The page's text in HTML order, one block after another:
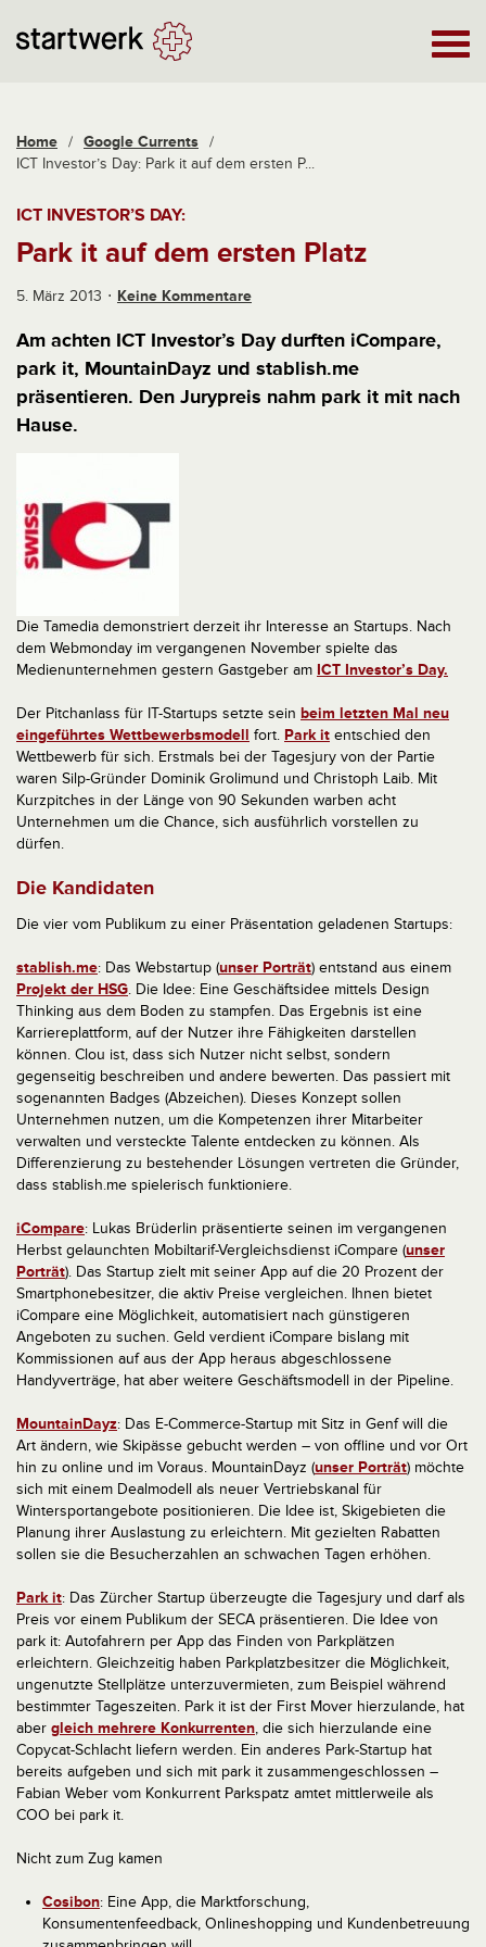
Home / Google Currents /
ICT Investor’s Day: Park it auf dem ersten P...
ICT INVESTOR’S DAY:
Park it auf dem ersten Platz
5. März 2013 Keine Kommentare
Am achten ICT Investor’s Day durften iCompare,
park it, MountainDayz und stablish.me
präsentieren. Den Jurypreis nahm park it mit nach
Hause.
Die Tamedia demonstriert derzeit ihr Interesse an Startups. Nach
dem Webmonday im vergangenen November spielte das
Medienunternehmen gestern Gastgeber am ICT Investor’s Day.
Der Pitchanlass für IT-Startups setzte sein beim letzten Mal neu
eingeführtes Wettbewerbsmodell fort. Park it entschied den
Wettbewerb für sich. Erstmals bei der Tagesjury von der Partie
waren Silp-Gründer Dominik Grolimund und Christoph Laib. Mit
Kurzpitches in der Länge von 90 Sekunden warben acht
Unternehmen um die Chance, sich ausführlich vorstellen zu
dürfen.
Die Kandidaten
Die vier vom Publikum zu einer Präsentation geladenen Startups:
stablish.me: Das Webstartup (unser Porträt) entstand aus einem
Projekt der HSG. Die Idee: Eine Geschäftsidee mittels Design
Thinking aus dem Boden zu stampfen. Das Ergebnis ist eine
Karriereplattform, auf der Nutzer ihre Fähigkeiten darstellen
können. Clou ist, dass sich Nutzer nicht selbst, sondern
gegenseitig beschreiben und andere bewerten. Das passiert mit
sogenannten Badges (Abzeichen). Dieses Konzept sollen
Unternehmen nutzen, um die Kompetenzen ihrer Mitarbeiter
verwalten und versteckte Talente entdecken zu können. Als
Differenzierung zu bestehender Lösungen vertreten die Gründer,
dass stablish.me spielerisch funktioniere.
iCompare: Lukas Brüderlin präsentierte seinen im vergangenen
Herbst gelaunchten Mobiltarif-Vergleichsdienst iCompare (unser
Porträt). Das Startup zielt mit seiner App auf die 20 Prozent der
Smartphonebesitzer, die aktiv Preise vergleichen. Ihnen bietet
iCompare eine Möglichkeit, automatisiert nach günstigeren
Angeboten zu suchen. Geld verdient iCompare bislang mit
Kommissionen auf aus der App heraus abgeschlossene
Handyverträge, hat aber weitere Geschäftsmodell in der Pipeline.
MountainDayz: Das E-Commerce-Startup mit Sitz in Genf will die
Art ändern, wie Skipässe gebucht werden – von offline und vor Ort
hin zu online und im Voraus. MountainDayz (unser Porträt) möchte
sich mit einem Dealmodell als neuer Vertriebskanal für
Wintersportangebote positionieren. Die Idee ist, Skigebieten die
Planung ihrer Auslastung zu erleichtern. Mit gezielten Rabatten
sollen sie die Besucherzahlen an schwachen Tagen erhöhen.
Park it: Das Zürcher Startup überzeugte die Tagesjury und darf als
Preis vor einem Publikum der SECA präsentieren. Die Idee von
park it: Autofahrern per App das Finden von Parkplätzen
erleichtern. Gleichzeitig haben Parkplatzbesitzer die Möglichkeit,
ungenutzte Stellplätze unterzuvermieten, zum Beispiel während
bestimmter Tageszeiten. Park it ist der First Mover hierzulande, hat
aber gleich mehrere Konkurrenten, die sich hierzulande eine
Copycat-Schlacht liefern werden. Ein anderes Park-Startup hat
bereits aufgeben und sich mit park it zusammengeschlossen –
Fabian Weber vom Konkurrent Parkspatz amtet mittlerweile als
COO bei park it.
Nicht zum Zug kamen
Cosibon: Eine App, die Marktforschung,
Konsumentenfeedback, Onlineshopping und Kundenbetreuung